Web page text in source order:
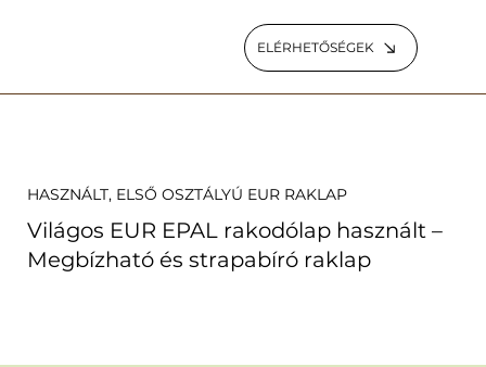
ELÉRHETŐSÉGEK
HASZNÁLT, ELSŐ OSZTÁLYÚ EUR RAKLAP
Világos EUR EPAL rakodólap használt –
Megbízható és strapabíró raklap